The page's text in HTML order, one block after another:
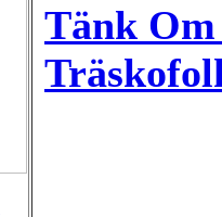
Tänk Om